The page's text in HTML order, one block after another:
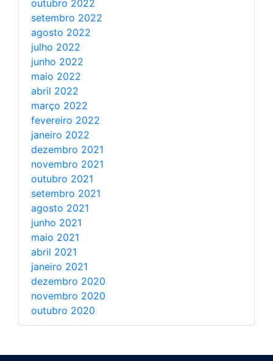
outubro 2022
setembro 2022
agosto 2022
julho 2022
junho 2022
maio 2022
abril 2022
março 2022
fevereiro 2022
janeiro 2022
dezembro 2021
novembro 2021
outubro 2021
setembro 2021
agosto 2021
junho 2021
maio 2021
abril 2021
janeiro 2021
dezembro 2020
novembro 2020
outubro 2020